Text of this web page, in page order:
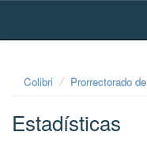
Skip
Colibri Prorrectorado
Estadísticas